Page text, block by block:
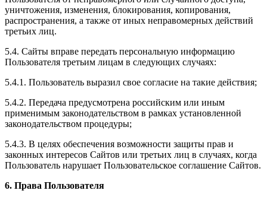
уничтожения, изменения, блокирования, копирования,
распространения, а также от иных неправомерных действий
третьих лиц.
5.4. Сайты вправе передать персональную информацию
Пользователя третьим лицам в следующих случаях:
5.4.1. Пользователь выразил свое согласие на такие действия;
5.4.2. Передача предусмотрена российским или иным
применимым законодательством в рамках установленной
законодательством процедуры;
5.4.3. В целях обеспечения возможности защиты прав и
законных интересов Сайтов или третьих лиц в случаях, когда
Пользователь нарушает Пользовательское соглашение Сайтов.
6. Права Пользователя